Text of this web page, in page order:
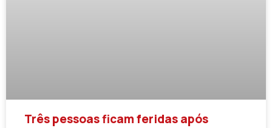
Três pessoas ficam feridas após